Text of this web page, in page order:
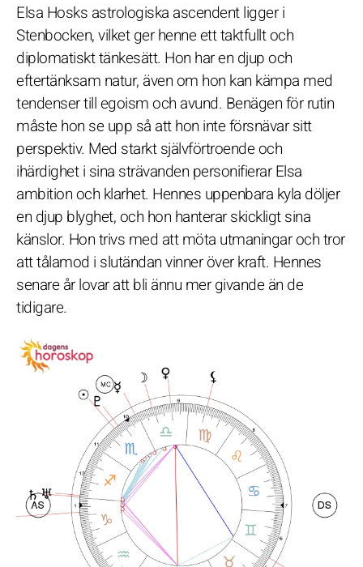
Elsa Hosks astrologiska ascendent ligger i
Stenbocken, vilket ger henne ett taktfullt och
diplomatiskt tänkesätt. Hon har en djup och
eftertänksam natur, även om hon kan kämpa med
tendenser till egoism och avund. Benägen för rutin
måste hon se upp så att hon inte försnävar sitt
perspektiv. Med starkt självförtroende och
ihärdighet i sina strävanden personifierar Elsa
ambition och klarhet. Hennes uppenbara kyla döljer
en djup blyghet, och hon hanterar skickligt sina
känslor. Hon trivs med att möta utmaningar och tror
att tålamod i slutändan vinner över kraft. Hennes
senare år lovar att bli ännu mer givande än de
tidigare.